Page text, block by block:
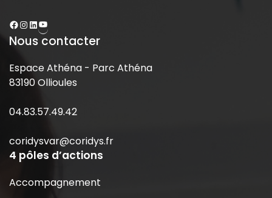
Nous contacter
Espace Athéna - Parc Athéna
83190 Ollioules
04.83.57.49.42
coridysvar@coridys.fr
4 pôles d’actions
Accompagnement